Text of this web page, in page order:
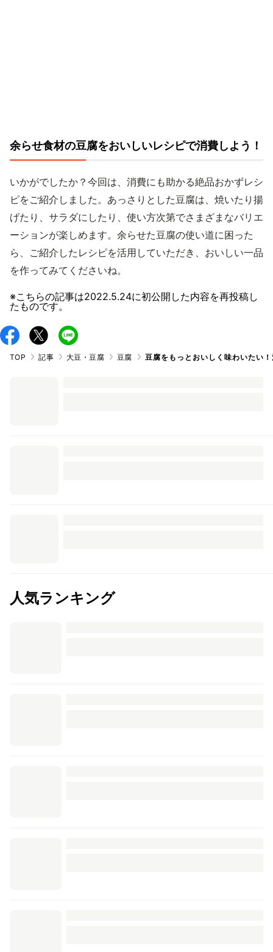
余らせ食材の豆腐をおいしいレシピで消費しよう！
いかがでしたか？今回は、消費にも助かる絶品おかずレシ
ピをご紹介しました。あっさりとした豆腐は、焼いたり揚
げたり、サラダにしたり、使い方次第でさまざまなバリエ
ーションが楽しめます。余らせた豆腐の使い道に困った
ら、ご紹介したレシピを活用していただき、おいしい一品
を作ってみてくださいね。
※こちらの記事は2022.5.24に初公開した内容を再投稿し
たものです。
TOP 記事 大豆・豆腐 豆腐 豆腐をもっとおいしく味わいたい
人気ランキング